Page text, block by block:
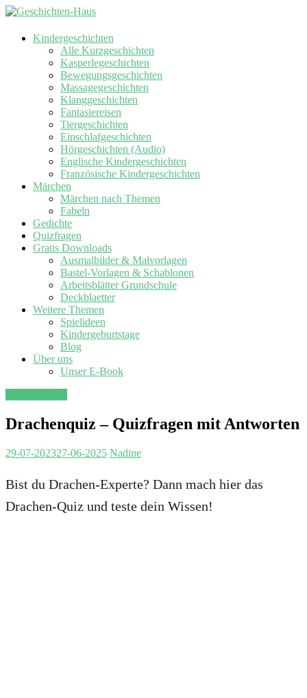
Kindergeschichten
Alle Kurzgeschichten
Kasperlegeschichten
Bewegungsgeschichten
Massagegeschichten
Klanggeschichten
Fantasiereisen
Tiergeschichten
Einschlafgeschichten
Hörgeschichten (Audio)
Englische Kindergeschichten
Französische Kindergeschichten
Märchen
Märchen nach Themen
Fabeln
Gedichte
Quizfragen
Gratis Downloads
Ausmalbilder & Malvorlagen
Bastel-Vorlagen & Schablonen
Arbeitsblätter Grundschule
Deckblaetter
Weitere Themen
Spielideen
Kindergeburtstage
Blog
Über uns
Unser E-Book
Drachenquiz – Quizfragen mit Antworten
29-07-202327-06-2025 Nadine
Bist du Drachen-Experte? Dann mach hier das
Drachen-Quiz und teste dein Wissen!